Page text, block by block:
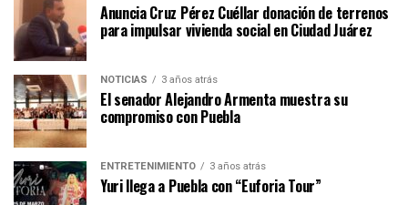
Anuncia Cruz Pérez Cuéllar donación de terrenos
para impulsar vivienda social en Ciudad Juárez
NOTICIAS 3 años atrás
El senador Alejandro Armenta muestra su
compromiso con Puebla
ENTRETENIMIENTO 3 años atrás
Yuri llega a Puebla con “Euforia Tour”